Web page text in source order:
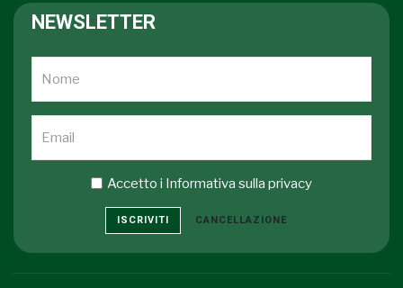
NEWSLETTER
Accetto i Informativa sulla privacy
ISCRIVITI CANCELLAZIONE